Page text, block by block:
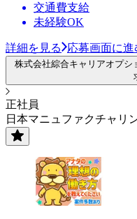
交通費支給
未経験OK
詳細を見る 応募画面に進
株式会社綜合キャリアオプ
正社員
日本マニュファクチャリ